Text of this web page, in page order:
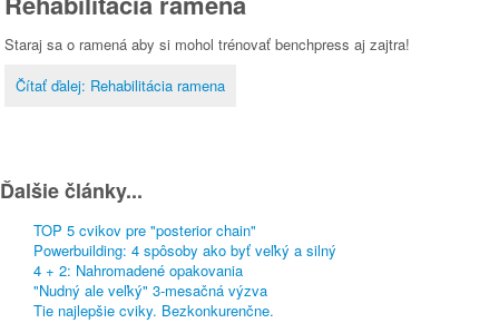
Staraj sa o ramená aby si mohol trénovať benchpress aj zajtra!
Čítať ďalej: Rehabilitácia ramena
Ďalšie články...
TOP 5 cvikov pre "posterior chain"
Powerbuilding: 4 spôsoby ako byť veľký a silný
4 + 2: Nahromadené opakovania
"Nudný ale veľký" 3-mesačná výzva
Tie najlepšie cviky. Bezkonkurenčne.